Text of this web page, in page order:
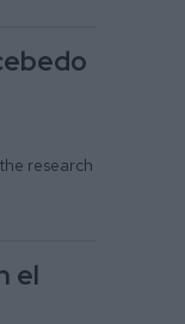
research
el